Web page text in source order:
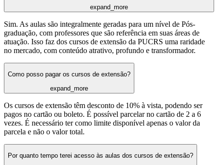
expand_more
Sim. As aulas são integralmente geradas para um nível de Pós-
graduação, com professores que são referência em suas áreas de
atuação. Isso faz dos cursos de extensão da PUCRS uma raridade
no mercado, com conteúdo atrativo, profundo e transformador.
Como posso pagar os cursos de extensão?
expand_more
Os cursos de extensão têm desconto de 10% à vista, podendo ser
pagos no cartão ou boleto. É possível parcelar no cartão de 2 a 6
vezes. É necessário ter como limite disponível apenas o valor da
parcela e não o valor total.
Por quanto tempo terei acesso às aulas dos cursos de extensão?